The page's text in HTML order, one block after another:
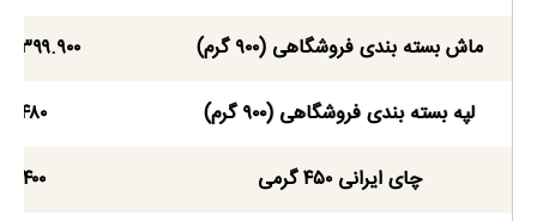
ماش بسته بندی فروشگاهی (۹۰۰ گرم) ۲۹۰-
لپه بسته بندی فروشگاهی (۹۰۰ گرم) ۴۸۰
چای ایرانی ۴۵۰ گرمی ۴۰۰